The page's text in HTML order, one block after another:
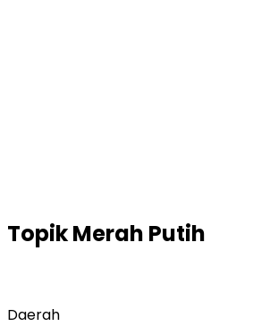
TopikMerah Putih
Daerah